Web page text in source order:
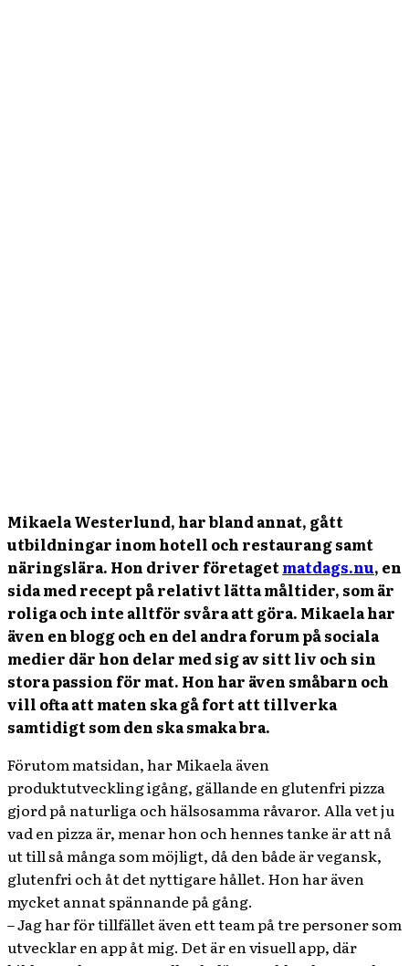
Mikaela Westerlund, har bland annat, gått
utbildningar inom hotell och restaurang samt
näringslära. Hon driver företagetmatdags.nu, en
sida med recept på relativt lätta måltider, som är
roliga och inte alltför svåra att göra. Mikaela har
även en blogg och en del andra forum på sociala
medier där hon delar med sig av sitt liv och sin
stora passion för mat. Hon har även småbarn och
vill ofta att maten ska gå fort att tillverka
samtidigt som den ska smaka bra.
Förutom matsidan, har Mikaela även
produktutveckling igång, gällande en glutenfri pizza
gjord på naturliga och hälsosamma råvaror. Alla vet ju
vad en pizza är, menar hon och hennes tanke är att nå
ut till så många som möjligt, då den både är vegansk,
glutenfri och åt det nyttigare hållet. Hon har även
mycket annat spännande på gång.
– Jag har för tillfället även ett team på tre personer som
utvecklar en app åt mig. Det är en visuell app, där